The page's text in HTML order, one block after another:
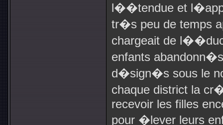
l��tendue et
tr�s peu de temps
chargeait de
enfants
d�sign�s sous le
chaque district la
recevoir les filles
pour �lever leurs